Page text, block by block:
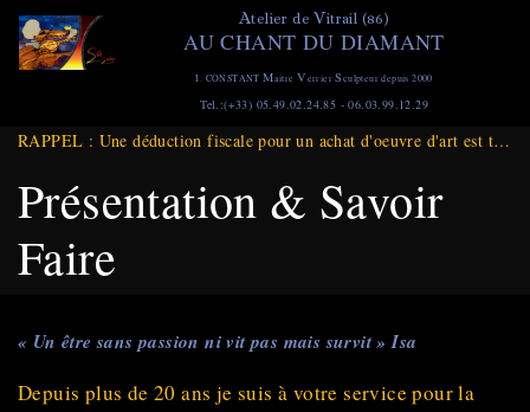
Aller
au
contenu
principal
Atelier de Vitrail (86)
AU CHANT DU DIAMANT
I. CONSTANTMaitreV errierS culpteur depuis 2000
Tel.:(+33) 05.49.02.24.85 - 06.03.99.12.29
RAPPEL : Une déduction fiscale pour un achat d'oeuvre d'art est toujours d'actualité et ce jusqu'à Fin DECEMBRE 2025
Présentation & Savoir
Faire
« Un être sans passion ni vit pas mais survit » Isa
Depuis plus de 20 ans je suis à votre service pour la